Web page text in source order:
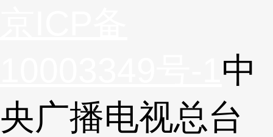
中
央广播电视总台